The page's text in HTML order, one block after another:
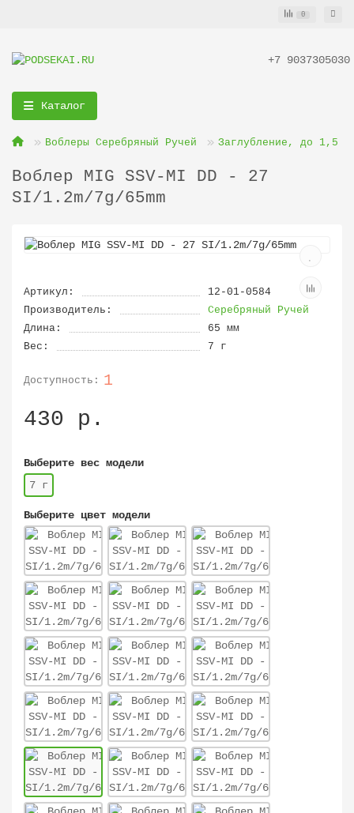
0
+7 9037305030
Каталог
Воблеры Серебряный Ручей Заглубление, до 1,5
Воблер MIG SSV-MI DD - 27
SI/1.2m/7g/65mm
Артикул:
12-01-0584
Производитель:
Серебряный Ручей
Длина:
65 мм
Вес:
7 г
1
430 р.
Выберите вес модели
7 г
Выберите цвет модели